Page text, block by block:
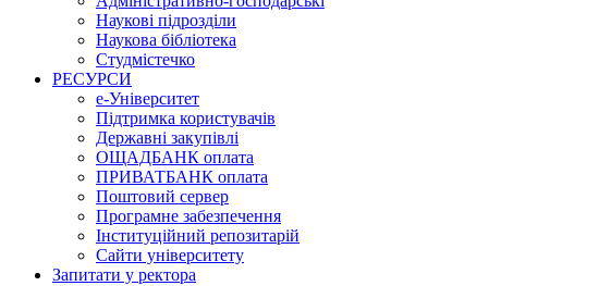
Наукові підрозділи
Наукова бібліотека
Студмістечко
РЕСУРСИ
е-Університет
Підтримка користувачів
Державні закупівлі
ОЩАДБАНК оплата
ПРИВАТБАНК оплата
Поштовий сервер
Програмне забезпечення
Інституційний репозитарій
Сайти університету
Запитати у ректора